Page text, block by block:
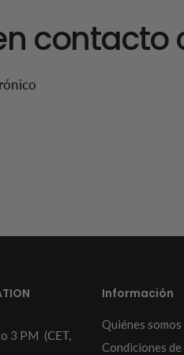
contacto
3 PM (CET,
Información
Quiénes somos
Condiciones de